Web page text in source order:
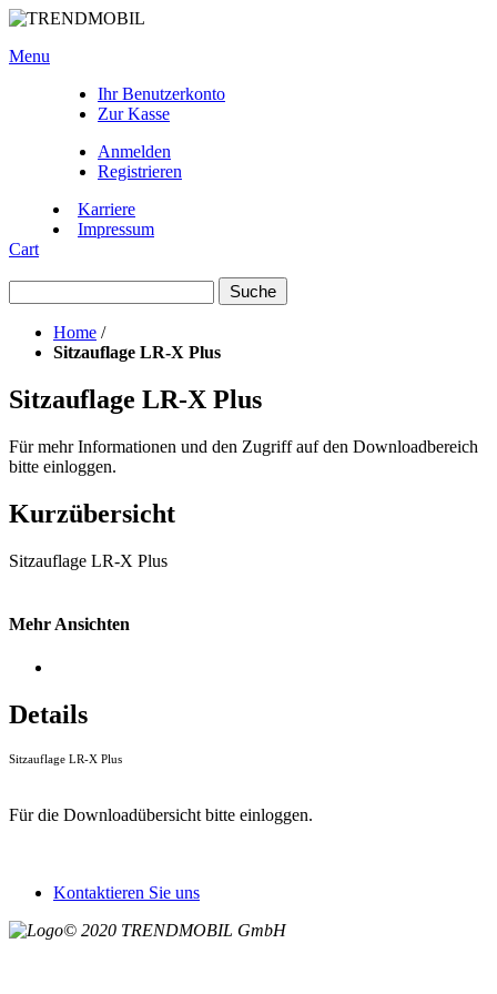
Menu
Ihr Benutzerkonto
Zur Kasse
Anmelden
Registrieren
Karriere
Impressum
Cart
Suche
Home /
Sitzauflage LR-X Plus
Sitzauflage LR-X Plus
Für mehr Informationen und den Zugriff auf den Downloadbereich
bitte einloggen.
Kurzübersicht
Sitzauflage LR-X Plus
Mehr Ansichten
Details
Sitzauflage LR-X Plus
Für die Downloadübersicht bitte einloggen.
Kontaktieren Sie uns
© 2020 TRENDMOBIL GmbH